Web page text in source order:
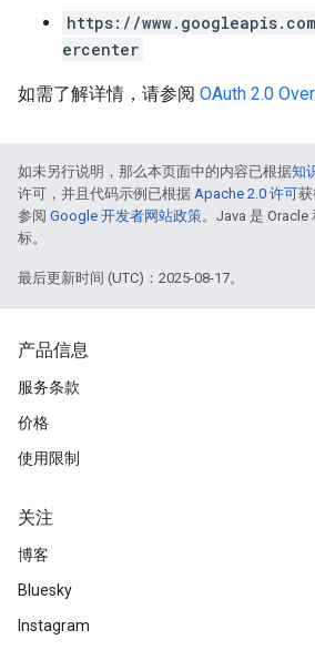
https://
ercenter
如需了解详情，请参阅 OAuth 2.0
如未另行说明，那么本页面中的内容已根据知
许可，并且代码示例已根据 Apache 2.0 许可
参阅 Google 开发者网站政策。Java 是
标。
最后更新时间 (UTC)：2025-08-17。
产品信息
服务条款
价格
使用限制
关注
博客
Bluesky
Instagram